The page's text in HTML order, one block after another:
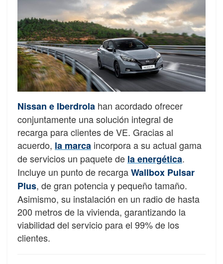
Nissan e Iberdrola han acordado ofrecer
conjuntamente una solución integral de
recarga para clientes de VE. Gracias al
acuerdo, la marca incorpora a su actual gama
de servicios un paquete de la energética.
Incluye un punto de recargaWallbox Pulsar
Plus, de gran potencia y pequeño tamaño.
Asimismo, su instalación en un radio de hasta
200 metros de la vivienda, garantizando la
viabilidad del servicio para el 99% de los
clientes.